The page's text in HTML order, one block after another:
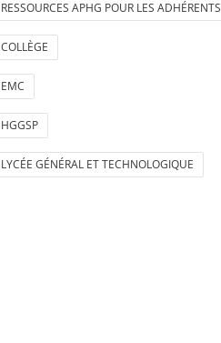
RESSOURCES APHG POUR LES ADHÉRENTS
COLLÈGE
EMC
HGGSP
LYCÉE GÉNÉRAL ET TECHNOLOGIQUE